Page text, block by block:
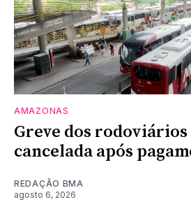
AMAZONAS
Greve dos rodoviários
cancelada após
REDAÇÃO BMA
agosto 6, 2026